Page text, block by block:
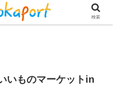
いものマーケットin
検索